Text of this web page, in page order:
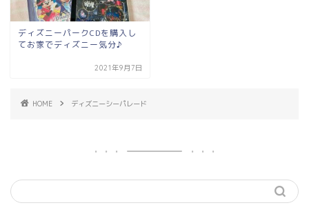
ディズニーパークCDを購入し
てお家でディズニー気分♪
2021年9月7日
HOME ディズニーシーパレード